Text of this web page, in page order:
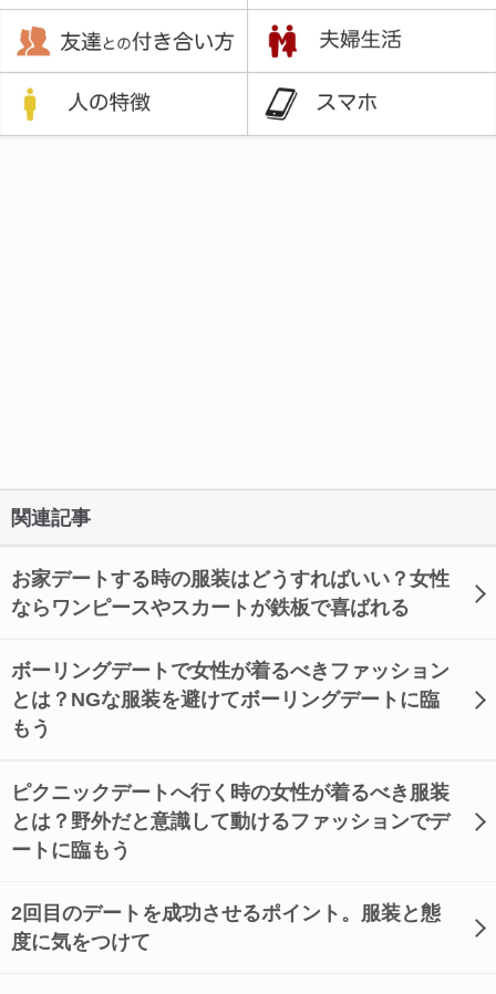
関連記事
お家デートする時の服装はどうすればいい？女性
ならワンピースやスカートが鉄板で喜ばれる
ボーリングデートで女性が着るべきファッション
とは？NGな服装を避けてボーリングデートに臨
もう
ピクニックデートへ行く時の女性が着るべき服装
とは？野外だと意識して動けるファッションでデ
ートに臨もう
2回目のデートを成功させるポイント。服装と態
度に気をつけて